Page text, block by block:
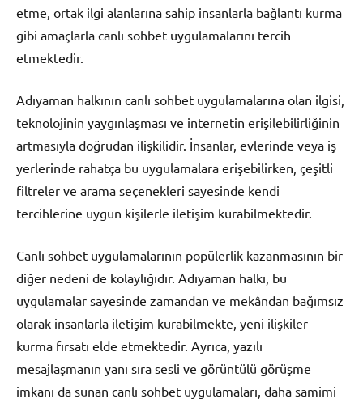
etme, ortak ilgi alanlarına sahip insanlarla bağlantı kurma
gibi amaçlarla canlı sohbet uygulamalarını tercih
etmektedir.
Adıyaman halkının canlı sohbet uygulamalarına olan ilgisi,
teknolojinin yaygınlaşması ve internetin erişilebilirliğinin
artmasıyla doğrudan ilişkilidir. İnsanlar, evlerinde veya iş
yerlerinde rahatça bu uygulamalara erişebilirken, çeşitli
filtreler ve arama seçenekleri sayesinde kendi
tercihlerine uygun kişilerle iletişim kurabilmektedir.
Canlı sohbet uygulamalarının popülerlik kazanmasının bir
diğer nedeni de kolaylığıdır. Adıyaman halkı, bu
uygulamalar sayesinde zamandan ve mekândan bağımsız
olarak insanlarla iletişim kurabilmekte, yeni ilişkiler
kurma fırsatı elde etmektedir. Ayrıca, yazılı
mesajlaşmanın yanı sıra sesli ve görüntülü görüşme
imkanı da sunan canlı sohbet uygulamaları, daha samimi